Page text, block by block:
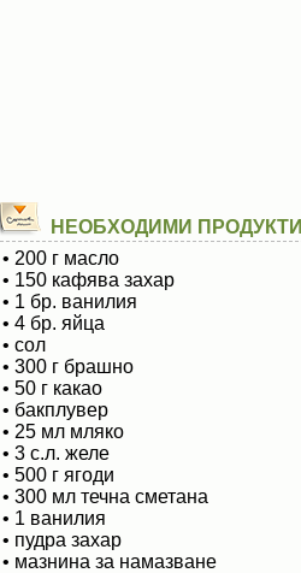
НЕОБХОДИМИ ПРОДУКТИ
• 200 г масло
• 150 кафява захар
• 1 бр. ванилия
• 4 бр. яйца
• сол
• 300 г брашно
• 50 г какао
• бакплувер
• 25 мл мляко
• 3 с.л. желе
• 500 г ягоди
• 300 мл течна сметана
• 1 ванилия
• пудра захар
• мазнина за намазване